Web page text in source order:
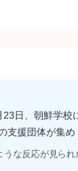
日、朝鮮学
支援団体が集め
な反応が見られ